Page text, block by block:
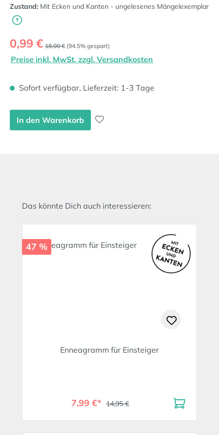
Zustand: Mit Ecken und Kanten - ungelesenes Mängelexemplar
Verkaufspreis:
0,99 € Regulärer Preis:
18,00 € (94.5% gespart)
Preise inkl. MwSt. zzgl. Versandkosten
Sofort verfügbar, Lieferzeit: 1-3 Tage
In den Warenkorb
Produktgalerie überspringen
Das könnte Dich auch interessieren:
47 %
Enneagramm für Einsteiger
7,99 €* 14,95 €